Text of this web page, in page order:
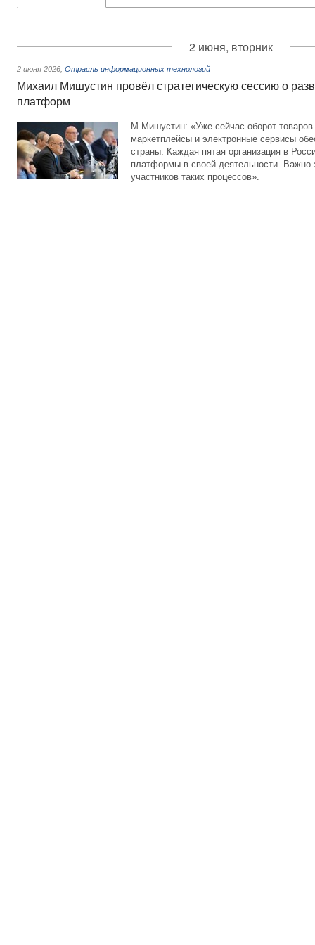
2 июня, вторник
2 июня 2026 Отрасль информационных технологий
Михаил Мишустин провёл стратегическую сессию о
платформ
М.Мишустин: «Уже сейчас оборот товаров
маркетплейсы и электронные сервисы
страны. Каждая пятая организация в
платформы в своей деятельности. Важно
участников таких процессов».